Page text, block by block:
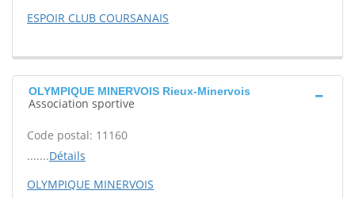
ESPOIR CLUB COURSANAIS
OLYMPIQUE MINERVOIS Rieux-Minervois
Association sportive
Code postal: 11160
.......Détails
OLYMPIQUE MINERVOIS